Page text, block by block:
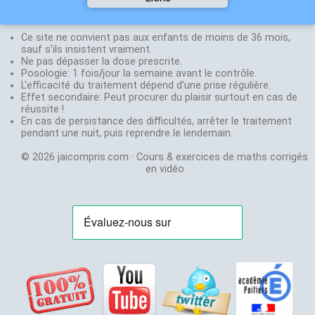
n'hésitez pas à
mettre un like ou la
partager !
Mettez un lien
www.jaicompris.com
sur votre site, blog,
page facebook.
Abonnez-vous
gratuitement sur
Youtube pour être au
courant des nouvelles
suggestion
N'hesitez
pas
à
envoyer
un
mail
à:
Halpern-Herla
Mathématiques
Professeur en
S, ES, STI et
STMG depuis
30 ans
Créateur de
jeux de
stratégie:
Agora et
Chifoumi
Mathématiques
Professeur en
France de
magie en 2001:
Magie
chimie
Labolycée:
annales du
bac
Exovidéo:
Cours et
exercice
Ce site ne convient pas aux enfants de moins de 36 mois,
sauf s'ils insistent vraiment.
Ne pas dépasser la dose prescrite.
Posologie: 1 fois/jour la semaine avant le contrôle.
L'efficacité du traitement dépend d'une prise régulière.
Effet secondaire: Peut procurer du plaisir surtout en cas de
réussite !
En cas de persistance des difficultés, arrêter le traitement
pendant une nuit, puis reprendre le lendemain.
© 2026 jaicompris.com · Cours & exercices de maths corrigés
en vidéo